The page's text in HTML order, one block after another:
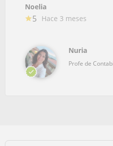
Noelia
5 Hace 3 meses
Nuria
Profe de